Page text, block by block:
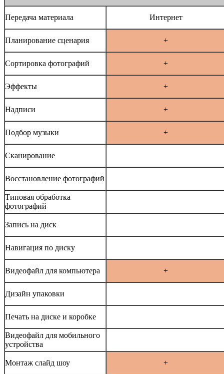
Передача материала Интернет
Планирование сценария +
Сортировка фотографий +
Эффекты +
Надписи +
Подбор музыки +
Сканирование
Восстановление фотографий
Типовая обработка
фотографий
Запись на диск
Навигация по диску
Видеофайл для компьютера +
Дизайн упаковки
Печать на диске и коробке
Видеофайл для мобильного
устройства
Монтаж слайд шоу +